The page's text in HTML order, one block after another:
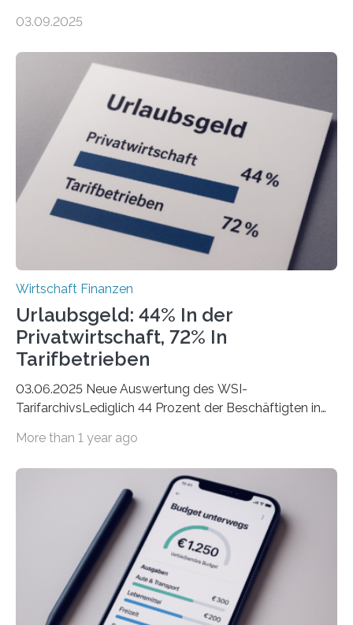
Landkreise mit den meisten Gründungen von
ist demnach Berlin. Betrachtet man nur die Gründungen
der Freiberuflerinnen, so liegt Leipzig an der Spitze. In
Berlin starteten in 2024 die meisten Personen in eine
eigene freiberufliche Existenz, dahinter folgten die
Städte Hamburg, München und Köln. Betrachtet man
hingegen die Existenzgründungsintensität – die Anzahl
der freiberuflichen Gründungen je…
03.09.2025
Wirtschaft Finanzen
Urlaubsgeld: 44% In der
Privatwirtschaft, 72% In
Tarifbetrieben
03.06.2025 Neue Auswertung des WSI-
TarifarchivsLediglich 44 Prozent der Beschäftigten in
tarifgebundenen Betrieben ist der Anteil mit 72 Prozent
Unterkünfte fast überall deutlich teurer geworden. Für
viele Beschäftigte ist deshalb das zumeist im Juni oder
Juli ausgezahlte Urlaubsgeld ein wichtiger Faktor, um
sich den wohlverdienten Jahresurlaub leisten zu
können. Allerdings erhält mit 44 Prozent noch nicht
einmal die Hälfte aller Beschäftigten in der
Privatwirtschaft Urlaubsgeld. Zu diesem…
More than 1 year ago